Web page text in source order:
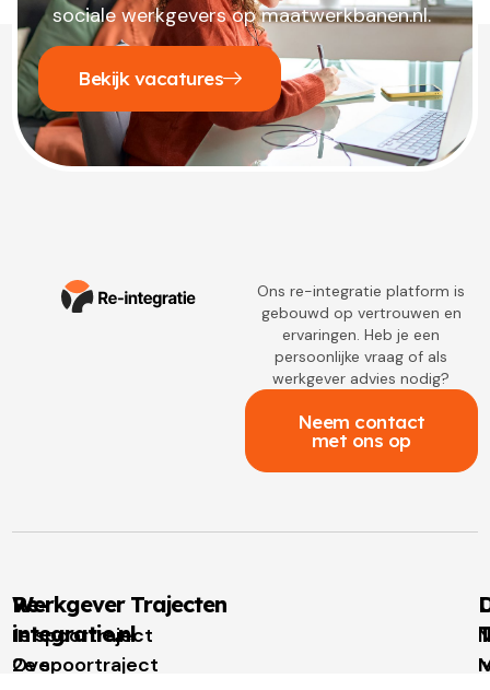
sociale werkgevers op maatwerkbanen.nl.
Bekijk vacatures
Ons re-integratie platform is
gebouwd op vertrouwen en
ervaringen. Heb je een
persoonlijke vraag of als
werkgever advies nodig?
Neem contact
met ons op
Re-
integratie.nl
Over
Werkgever Trajecten
1e spoortraject
2e spoortraject